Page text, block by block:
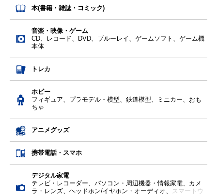
本(書籍・雑誌・コミック)
音楽・映像・ゲーム
CD、レコード、DVD、ブルーレイ、ゲームソフト、ゲーム機
本体
トレカ
ホビー
フィギュア、プラモデル・模型、鉄道模型、ミニカー、おも
ちゃ
アニメグッズ
携帯電話・スマホ
デジタル家電
テレビ・レコーダー、パソコン・周辺機器・情報家電、カメ
ラ・レンズ、ヘッドホン/イヤホン・オーディオ、
スマートウ